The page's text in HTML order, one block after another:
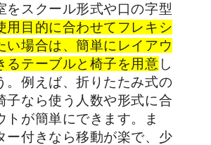
をスクール形式や口の字型
用目的に合わせてフレキシ
い場合は、簡単にレイアウ
るテーブルと椅子を用意 し
。例えば、折りたたみ式の
子なら使う人数や形式に合
トが簡単にできます。ま
ー付きなら移動が楽で、少